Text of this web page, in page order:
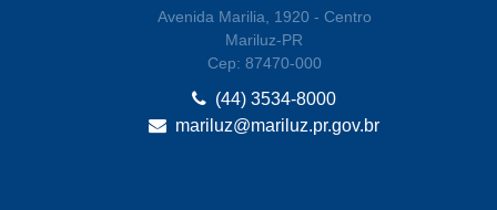
Avenida Marilia, 1920 - Centro
Mariluz-PR
Cep: 87470-000
(44) 3534-8000
mariluz@mariluz.pr.gov.br